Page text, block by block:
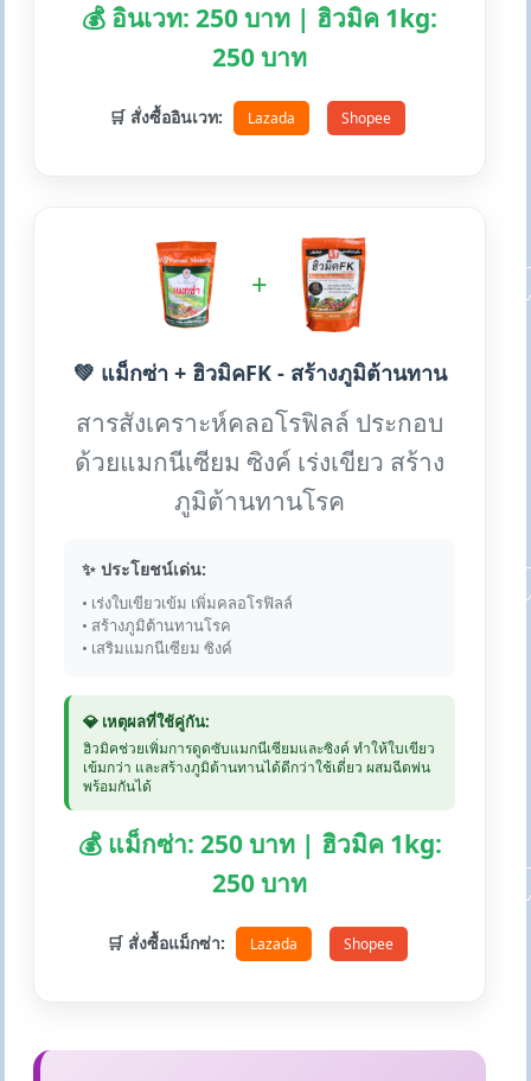
💰 อินเวท: 250 บาท | ฮิวมิค 1kg:
250 บาท
🛒 สั่งซื้ออินเวท: Lazada Shopee
+
💚 แม็กซ่า + ฮิวมิคFK - สร้างภูมิต้านทาน
สารสังเคราะห์คลอโรฟิลล์ ประกอบ
ด้วยแมกนีเซียม ซิงค์ เร่งเขียว สร้าง
ภูมิต้านทานโรค
✨ ประโยชน์เด่น:
• เร่งใบเขียวเข้ม เพิ่มคลอโรฟิลล์
• สร้างภูมิต้านทานโรค
• เสริมแมกนีเซียม ซิงค์
💎 เหตุผลที่ใช้คู่กัน:
ฮิวมิคช่วยเพิ่มการดูดซับแมกนีเซียมและซิงค์ ทำให้ใบเขียว
เข้มกว่า และสร้างภูมิต้านทานได้ดีกว่าใช้เดี่ยว ผสมฉีดพ่น
พร้อมกันได้
💰 แม็กซ่า: 250 บาท | ฮิวมิค 1kg:
250 บาท
🛒 สั่งซื้อแม็กซ่า: Lazada Shopee